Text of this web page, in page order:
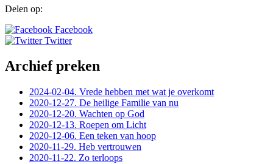
Delen op:
Facebook
Twitter
Archief preken
2024-02-04. Vrede hebben met wat je overkomt
2020-12-27. De heilige Familie van nu
2020-12-20. Wachten op God
2020-12-13. Roepen om Licht
2020-12-06. Een teken van hoop
2020-11-29. Heb vertrouwen
2020-11-22. Zo terloops